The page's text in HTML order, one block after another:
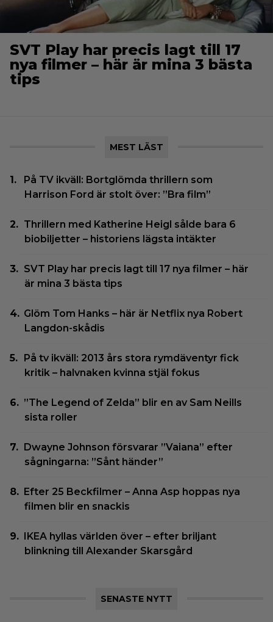
SVT Play har precis lagt till 17
nya filmer – här är mina 3 bästa
tips
MEST LÄST
På TV ikväll: Bortglömda thrillern som
Harrison Ford är stolt över: ”Bra film”
Thrillern med Katherine Heigl sålde bara 6
biobiljetter – historiens lägsta intäkter
SVT Play har precis lagt till 17 nya filmer – här
är mina 3 bästa tips
Glöm Tom Hanks – här är Netflix nya Robert
Langdon-skådis
På tv ikväll: 2013 års stora rymdäventyr fick
kritik – halvnaken kvinna stjäl fokus
”The Legend of Zelda” blir en av Sam Neills
sista roller
Dwayne Johnson försvarar ”Vaiana” efter
sågningarna: ”Sånt händer”
Efter 25 Beckfilmer – Anna Asp hoppas nya
filmen blir en snackis
IKEA hyllas världen över – efter briljant
blinkning till Alexander Skarsgård
SENASTE NYTT